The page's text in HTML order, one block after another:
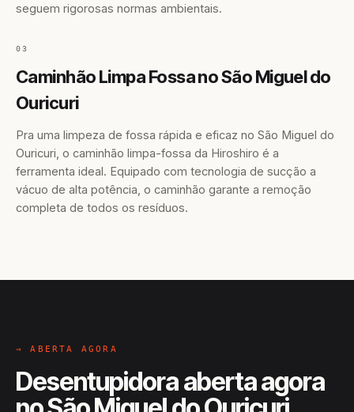
seguem rigorosas normas ambientais.
03
Caminhão Limpa Fossa no São Miguel do
Ouricuri
Pra uma limpeza de fossa rápida e eficaz no São Miguel do
Ouricuri, o caminhão limpa-fossa da Hiroshiro é a
ferramenta ideal. Equipado com tecnologia de sucção a
vácuo de alta potência, o caminhão garante a remoção
completa de todos os resíduos.
→ ABERTA AGORA
Desentupidora aberta agora